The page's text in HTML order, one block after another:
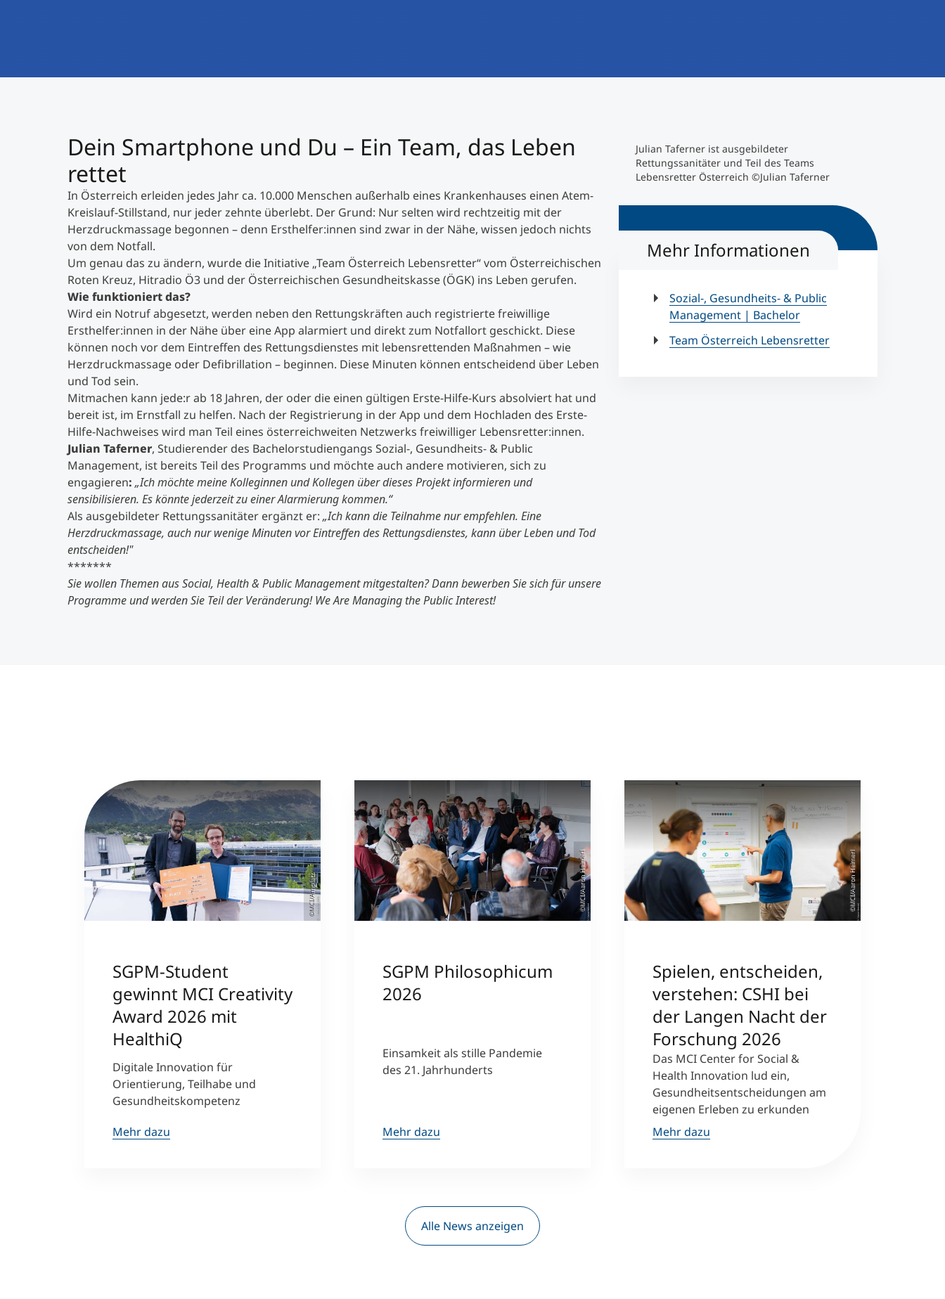
Masterclasses
Management-Seminare
Studienberatung
Executive Education Finder
Dein Smartphone und Du – Ein Team, das Leben
rettet
In Österreich erleiden jedes Jahr ca. 10.000 Menschen außerhalb eines Krankenhauses einen Atem-
Kreislauf-Stillstand, nur jeder zehnte überlebt. Der Grund: Nur selten wird rechtzeitig mit der
Herzdruckmassage begonnen – denn Ersthelfer:innen sind zwar in der Nähe, wissen jedoch nichts
von dem Notfall.
Um genau das zu ändern, wurde die Initiative „Team Österreich Lebensretter“ vom Österreichischen
Roten Kreuz, Hitradio Ö3 und der Österreichischen Gesundheitskasse (ÖGK) ins Leben gerufen.
Wie funktioniert das?
Wird ein Notruf abgesetzt, werden neben den Rettungskräften auch registrierte freiwillige
Ersthelfer:innen in der Nähe über eine App alarmiert und direkt zum Notfallort geschickt. Diese
können noch vor dem Eintreffen des Rettungsdienstes mit lebensrettenden Maßnahmen – wie
Herzdruckmassage oder Defibrillation – beginnen. Diese Minuten können entscheidend über Leben
und Tod sein.
Mitmachen kann jede:r ab 18 Jahren, der oder die einen gültigen Erste-Hilfe-Kurs absolviert hat und
bereit ist, im Ernstfall zu helfen. Nach der Registrierung in der App und dem Hochladen des Erste-
Hilfe-Nachweises wird man Teil eines österreichweiten Netzwerks freiwilliger Lebensretter:innen.
Julian Taferner, Studierender des Bachelorstudiengangs Sozial-, Gesundheits- & Public
Management, ist bereits Teil des Programms und möchte auch andere motivieren, sich zu
engagieren: „Ich möchte meine Kolleginnen und Kollegen über dieses Projekt informieren und
sensibilisieren. Es könnte jederzeit zu einer Alarmierung kommen.“
Als ausgebildeter Rettungssanitäter ergänzt er: „Ich kann die Teilnahme nur empfehlen. Eine
Herzdruckmassage, auch nur wenige Minuten vor Eintreffen des Rettungsdienstes, kann über Leben und Tod
entscheiden!"
*******
Sie wollen Themen aus Social, Health & Public Management mitgestalten? Dann bewerben Sie sich für unsere
Programme und werden Sie Teil der Veränderung! We Are Managing the Public Interest!
Julian Taferner ist ausgebildeter
Rettungssanitäter und Teil des Teams
Lebensretter Österreich ©Julian Taferner
Mehr Informationen
Sozial-, Gesundheits- & Public
Management | Bachelor
Team Österreich Lebensretter
©MCI/Amplatz
SGPM-Student
gewinnt MCI Creativity
Award 2026 mit
HealthiQ
Digitale Innovation für
Orientierung, Teilhabe und
Gesundheitskompetenz
Mehr dazu
©MCI/Aaron Heimerl
SGPM Philosophicum
2026
Einsamkeit als stille Pandemie
des 21. Jahrhunderts
Mehr dazu
©MCI/Aaron Heimerl
Spielen, entscheiden,
verstehen: CSHI bei
der Langen Nacht der
Forschung 2026
Das MCI Center for Social &
Health Innovation lud ein,
Gesundheitsentscheidungen am
eigenen Erleben zu erkunden
Mehr dazu
Alle News anzeigen